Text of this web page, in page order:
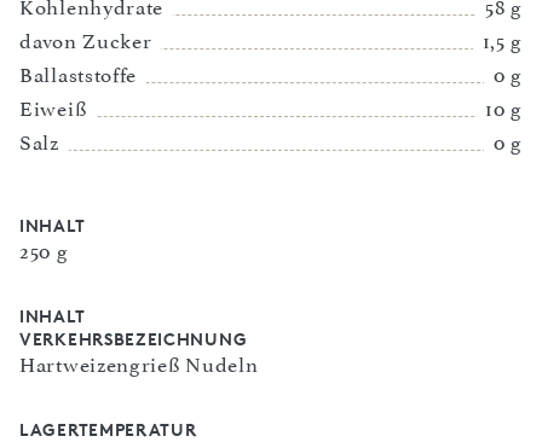
Kohlenhydrate
58 g
davon Zucker
1,5 g
Ballaststoffe
0 g
Eiweiß
10 g
Salz
0 g
INHALT
250 g
INHALT
VERKEHRSBEZEICHNUNG
Hartweizengrieß Nudeln
LAGERTEMPERATUR